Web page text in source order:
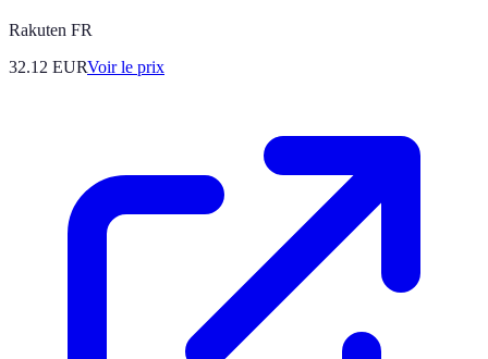
Rakuten FR
32.12 EURVoir le prix